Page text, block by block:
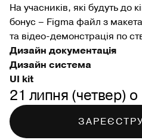
На учасників, які будуть до
бонус – Figma файл з
та відео-демонстрація по
Дизайн документація
Дизайн система
UI kit
21 липня (четвер)